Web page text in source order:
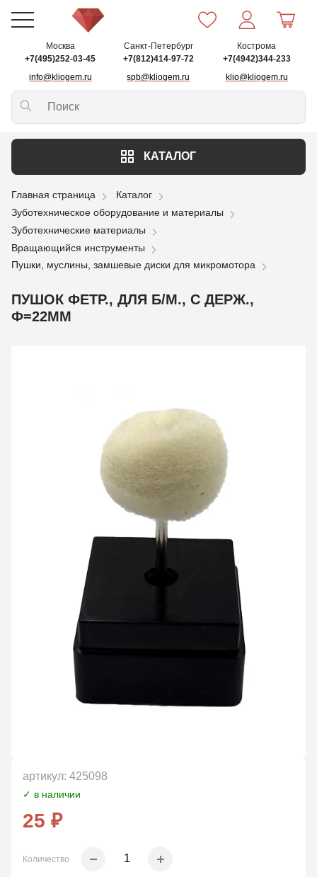
Москва
+7(495)252-03-45
info@kliogem.ru
Санкт-Петербург
+7(812)414-97-72
spb@kliogem.ru
Кострома
+7(4942)344-233
klio@kliogem.ru
КАТАЛОГ
Главная страница
Каталог
Зуботехническое оборудование и материалы
Зуботехнические материалы
Вращающийся инструменты
Пушки, муслины, замшевые диски для микромотора
ПУШОК ФЕТР., ДЛЯ Б/М., С ДЕРЖ.,
Ф=22ММ
артикул: 425098
✓ в наличии
25 ₽
Количество